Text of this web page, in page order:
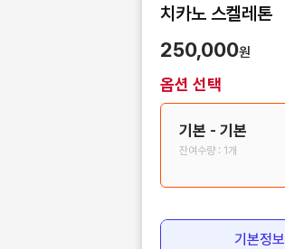
치카노 스켈레톤
250,000원
옵션 선택
기본 - 기본
잔여수량 : 1개
기본정보